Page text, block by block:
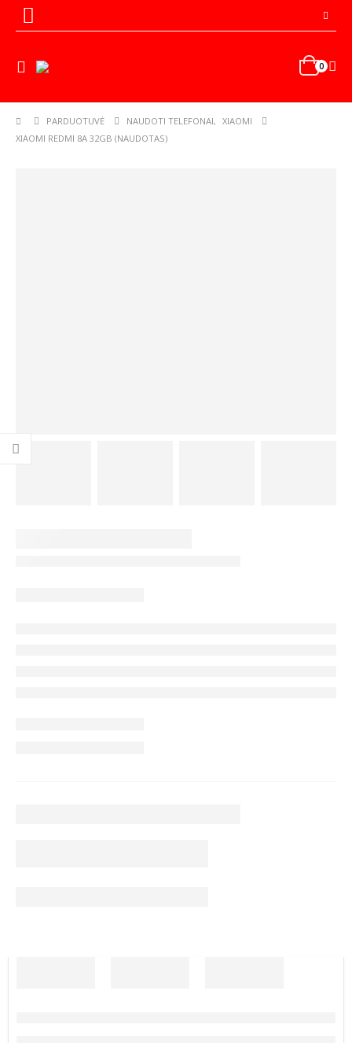
0
PARDUOTUVĖ NAUDOTI TELEFONAI,
XIAOMI
XIAOMI REDMI 8A 32GB (NAUDOTAS)